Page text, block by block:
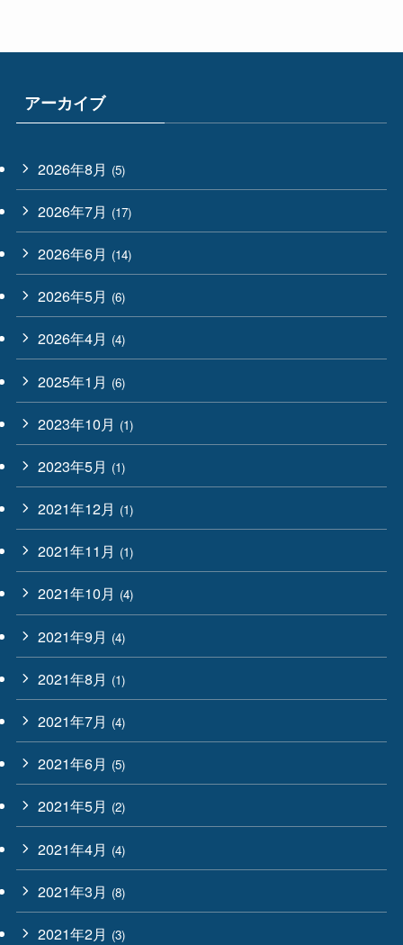
アーカイブ
2026年8月 (5)
2026年7月 (17)
2026年6月 (14)
2026年5月 (6)
2026年4月 (4)
2025年1月 (6)
2023年10月 (1)
2023年5月 (1)
2021年12月 (1)
2021年11月 (1)
2021年10月 (4)
2021年9月 (4)
2021年8月 (1)
2021年7月 (4)
2021年6月 (5)
2021年5月 (2)
2021年4月 (4)
2021年3月 (8)
2021年2月 (3)